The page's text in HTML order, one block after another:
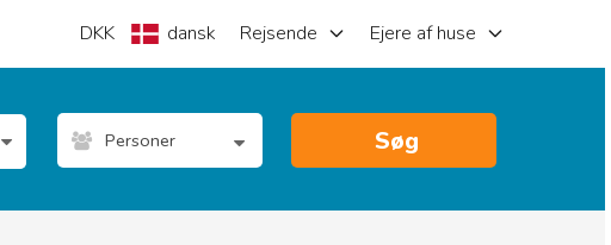
DKK dansk Rejsende Ejere af huse
Personer Søg